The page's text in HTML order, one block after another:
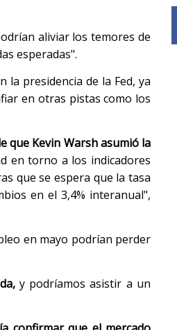
aliviar los temores de
esperadas".
la presidencia de la Fed, ya
en otras pistas como los
que Kevin Warsh asumió la
en torno a los indicadores
que se espera que la tasa
en el 3,4% interanual",
en mayo podrían perder
y podríamos asistir a un